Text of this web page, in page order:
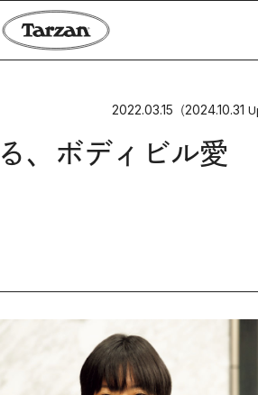
2022.03.15 （2024.10.31
、ボディビル愛